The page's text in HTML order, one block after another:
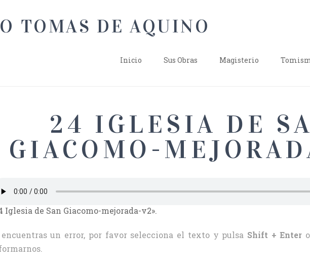
Inicio Sus Obras Magisterio
24 IGLESIA DE
GIACOMO-
Iglesia de San Giacomo-mejorada-v2».
un error, por favor selecciona el texto y pulsa Shift + Enter